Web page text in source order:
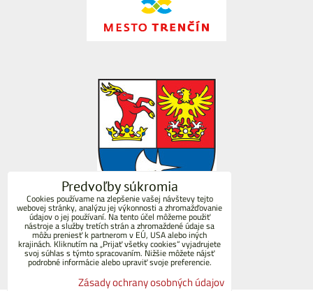
TKDuklaTrencin/
Predvoľby súkromia
Cookies používame na zlepšenie vašej návštevy tejto
webovej stránky, analýzu jej výkonnosti a zhromažďovanie
údajov o jej používaní. Na tento účel môžeme použiť
nástroje a služby tretích strán a zhromaždené údaje sa
môžu preniesť k partnerom v EÚ, USA alebo iných
krajinách. Kliknutím na „Prijať všetky cookies“ vyjadrujete
svoj súhlas s týmto spracovaním. Nižšie môžete nájsť
podrobné informácie alebo upraviť svoje preferencie.
Zásady ochrany osobných údajov